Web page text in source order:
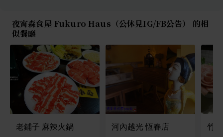
夜宵森食屋 Fukuro Haus（公休見IG/FB公告） 的相
似餐廳
老鋪子 麻辣火鍋 河內越光 恆春店 竹